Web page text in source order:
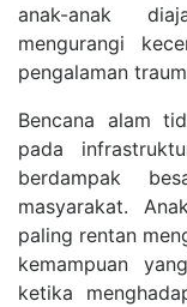
anak-anak
mengurangi
pengalaman
Bencana alam
pada
berdampak
masyarakat.
paling rentan
kemampuan
ketika